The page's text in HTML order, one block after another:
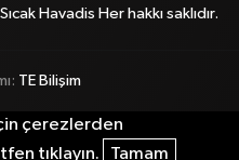
Havadis Her hakkı saklıdır.
TE Bilişim
çerezlerden
tıklayın.
Tamam